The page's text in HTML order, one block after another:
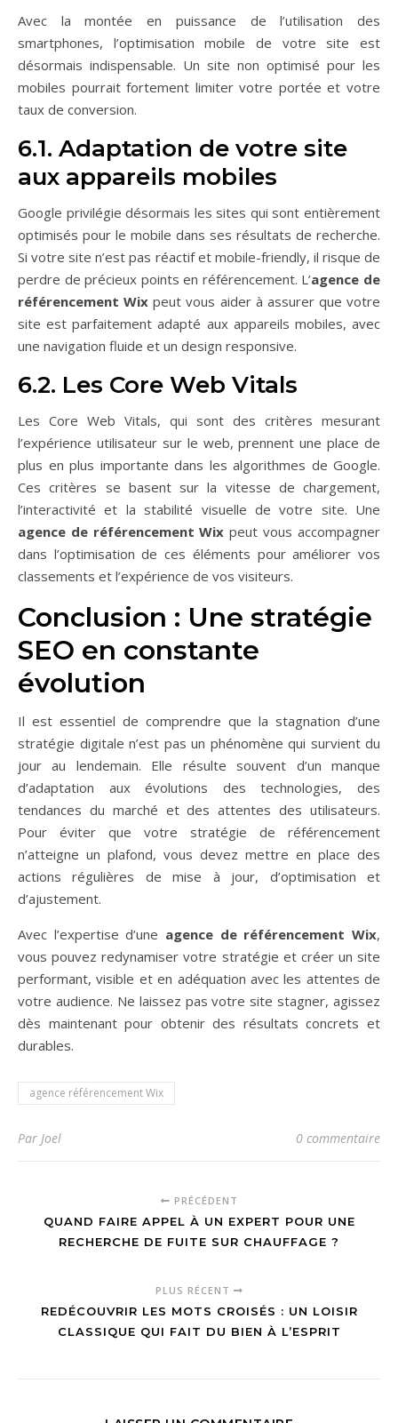
Avec la montée en puissance de l’utilisation des
smartphones, l’optimisation mobile de votre site est
désormais indispensable. Un site non optimisé pour les
mobiles pourrait fortement limiter votre portée et votre
taux de conversion.
6.1. Adaptation de votre site
aux appareils mobiles
Google privilégie désormais les sites qui sont entièrement
optimisés pour le mobile dans ses résultats de recherche.
Si votre site n’est pas réactif et mobile-friendly, il risque de
perdre de précieux points en référencement. L’agence de
référencement Wix peut vous aider à assurer que votre
site est parfaitement adapté aux appareils mobiles, avec
une navigation fluide et un design responsive.
6.2. Les Core Web Vitals
Les Core Web Vitals, qui sont des critères mesurant
l’expérience utilisateur sur le web, prennent une place de
plus en plus importante dans les algorithmes de Google.
Ces critères se basent sur la vitesse de chargement,
l’interactivité et la stabilité visuelle de votre site. Une
agence de référencement Wix peut vous accompagner
dans l’optimisation de ces éléments pour améliorer vos
classements et l’expérience de vos visiteurs.
Conclusion : Une stratégie
SEO en constante
évolution
Il est essentiel de comprendre que la stagnation d’une
stratégie digitale n’est pas un phénomène qui survient du
jour au lendemain. Elle résulte souvent d’un manque
d’adaptation aux évolutions des technologies, des
tendances du marché et des attentes des utilisateurs.
Pour éviter que votre stratégie de référencement
n’atteigne un plafond, vous devez mettre en place des
actions régulières de mise à jour, d’optimisation et
d’ajustement.
Avec l’expertise d’une agence de référencement Wix,
vous pouvez redynamiser votre stratégie et créer un site
performant, visible et en adéquation avec les attentes de
votre audience. Ne laissez pas votre site stagner, agissez
dès maintenant pour obtenir des résultats concrets et
durables.
agence référencement Wix
Par Joel 0 commentaire
PRÉCÉDENT
QUAND FAIRE APPEL À UN EXPERT POUR UNE
RECHERCHE DE FUITE SUR CHAUFFAGE ?
PLUS RÉCENT
REDÉCOUVRIR LES MOTS CROISÉS : UN LOISIR
CLASSIQUE QUI FAIT DU BIEN À L’ESPRIT